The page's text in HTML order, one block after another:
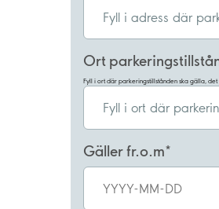
Ort
Fyll i ort där parkeringstillstånden ska gälla,
Gäller fr.o.m